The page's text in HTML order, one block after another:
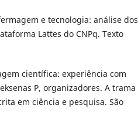
e tecnologia: análise dos
Lattes do CNPq. Texto
científica: experiência com
P, organizadores. A trama
em ciência e pesquisa. São